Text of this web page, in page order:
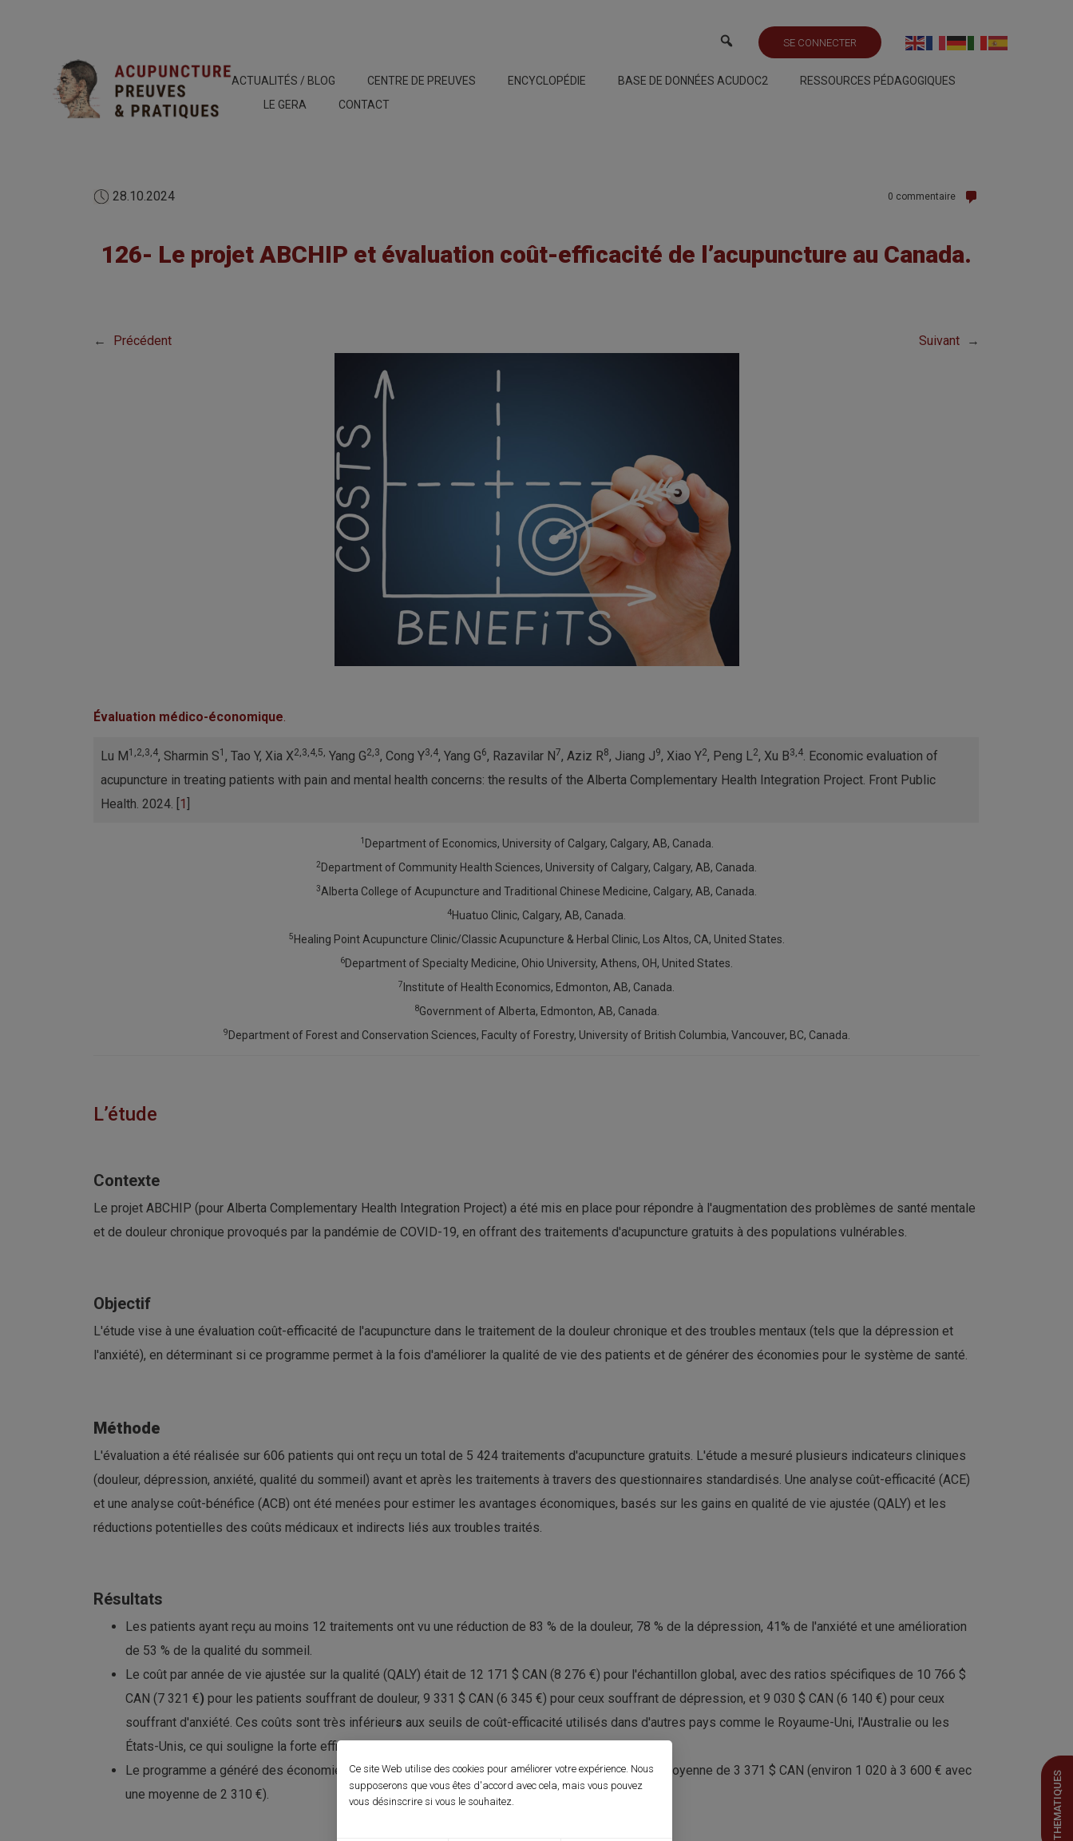
SE CONNECTER
ACTUALITÉS / BLOG CENTRE DE PREUVES ENCYCLOPÉDIE BASE DE DONNÉES ACUDOC2
RESSOURCES PÉDAGOGIQUES
LE GERA
CONTACT
28.10.2024 0 commentaire
126- Le projet ABCHIP et évaluation coût-efficacité de l’acupuncture au Canada.
← Précédent Suivant →
Évaluation médico-économique.
Lu M 1,2,3,4, Sharmin S1 , Tao Y, Xia X2,3,4,5, Yang G2,3, Cong Y3,4, Yang G6, Razavilar N7, Aziz R8, Jiang J9, Xiao Y2, Peng L2, Xu B3,4. Economic evaluation of
acupuncture in treating patients with pain and mental health concerns: the results of the Alberta Complementary Health Integration Project. Front Public
Health. 2024. [ 1
1 Department of Economics, University of Calgary, Calgary, AB, Canada.
2Department of Community Health Sciences, University of Calgary, Calgary, AB, Canada.
3Alberta College of Acupuncture and Traditional Chinese Medicine, Calgary, AB, Canada.
4Huatuo Clinic, Calgary, AB, Canada.
5 Healing Point Acupuncture Clinic/Classic Acupuncture & Herbal Clinic, Los Altos, CA, United States.
6Department of Specialty Medicine, Ohio University, Athens, OH, United States.
7 Institute of Health Economics, Edmonton, AB, Canada.
8Government of Alberta, Edmonton, AB, Canada.
9 Department of Forest and Conservation Sciences, Faculty of Forestry, University of British Columbia, Vancouver, BC, Canada.
L’étude
Contexte
Le projet ABCHIP (pour Alberta Complementary Health Integration Project) a été mis en place pour répondre à l'augmentation des problèmes de santé mentale
et de douleur chronique provoqués par la pandémie de COVID-19, en offrant des traitements d'acupuncture gratuits à des populations vulnérables.
Objectif
L'étude vise à une évaluation coût-efficacité de l'acupuncture dans le traitement de la douleur chronique et des troubles mentaux (tels que la dépression et
l'anxiété), en déterminant si ce programme permet à la fois d'améliorer la qualité de vie des patients et de générer des économies pour le système de santé.
Méthode
L'évaluation a été réalisée sur 606 patients qui ont reçu un total de 5 424 traitements d'acupuncture gratuits. L'étude a mesuré plusieurs indicateurs cliniques
(douleur, dépression, anxiété, qualité du sommeil) avant et après les traitements à travers des questionnaires standardisés. Une analyse coût-efficacité (ACE)
et une analyse coût-bénéfice (ACB) ont été menées pour estimer les avantages économiques, basés sur les gains en qualité de vie ajustée (QALY) et les
réductions potentielles des coûts médicaux et indirects liés aux troubles traités.
Résultats
Les patients ayant reçu au moins 12 traitements ont vu une réduction de 83 % de la douleur, 78 % de la dépression, 41% de l'anxiété et une amélioration
de 53 % de la qualité du sommeil.
Le coût par année de vie ajustée sur la qualité (QALY) était de 12 171 $ CAN (8 276 €) pour l'échantillon global, avec des ratios spécifiques de 10 766 $
CAN (7 321 €) pour les patients souffrant de douleur, 9 331 $ CAN (6 345 €) pour ceux souffrant de dépression, et 9 030 $ CAN (6 140 €) pour ceux
souffrant d'anxiété. Ces coûts sont très inférieurs aux seuils de coût-efficacité utilisés dans d'autres pays comme le Royaume-Uni, l'Australie ou les
États-Unis, ce qui souligne la forte efficience économique du projet.
Le programme a généré des économies annuelles de 1 487 à 5 255 $ CAN par patient, avec une moyenne de 3 371 $ CAN (environ 1 020 à 3 600 € avec
une moyenne de 2 310 €).
THEMATIQUES
Ce site Web utilise des cookies pour améliorer votre expérience. Nous
supposerons que vous êtes d'accord avec cela, mais vous pouvez
vous désinscrire si vous le souhaitez.